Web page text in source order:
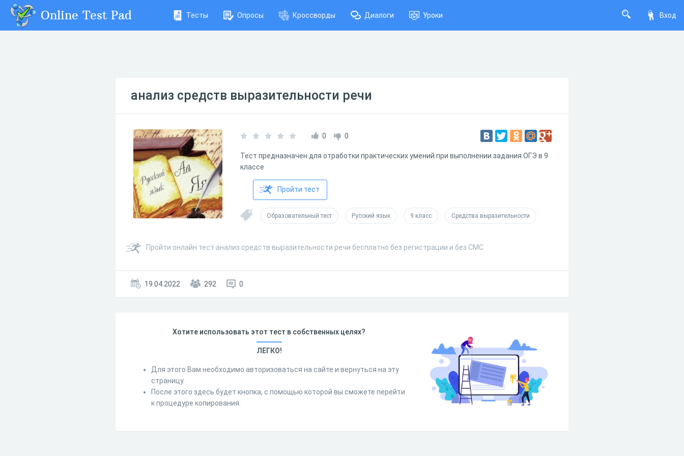
Вход
Online Test Pad Тесты Опросы Кроссворды Диалоги Уроки
анализ средств выразительности речи
0 0
Тест предназначен для отработки практических умений при выполнении задания ОГЭ в 9
классе
Пройти тест
Образовательный тест Русский язык 9 класс Средства выразительности
Пройти онлайн тест анализ средств выразительности речи бесплатно без регистрации и без СМС
19.04.2022 292 0
Хотите использовать этот тест в собственных целях?
ЛЕГКО!
Для этого Вам необходимо авторизоваться на сайте и вернуться на эту
страницу.
После этого здесь будет кнопка, с помощью которой вы сможете перейти
к процедуре копирования.